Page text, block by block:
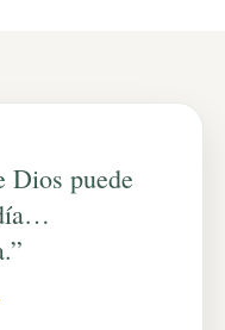
Dios puede